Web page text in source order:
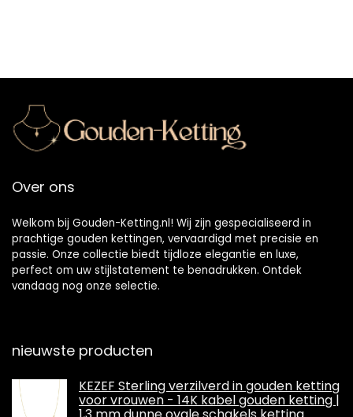
Over ons
Welkom bij Gouden-Ketting.nl! Wij zijn gespecialiseerd in
prachtige gouden kettingen, vervaardigd met precisie en
passie. Onze collectie biedt tijdloze elegantie en luxe,
perfect om uw stijlstatement te benadrukken. Ontdek
vandaag nog onze selectie.
nieuwste producten
KEZEF Sterling verzilverd in gouden ketting
voor vrouwen - 14K kabel gouden ketting |